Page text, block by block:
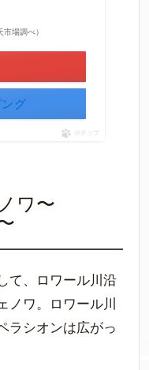
場調べ）
グ
ポチップ
ワ〜
て、ロワール川沿
ノワ。ロワール川
ラシオンは広がっ